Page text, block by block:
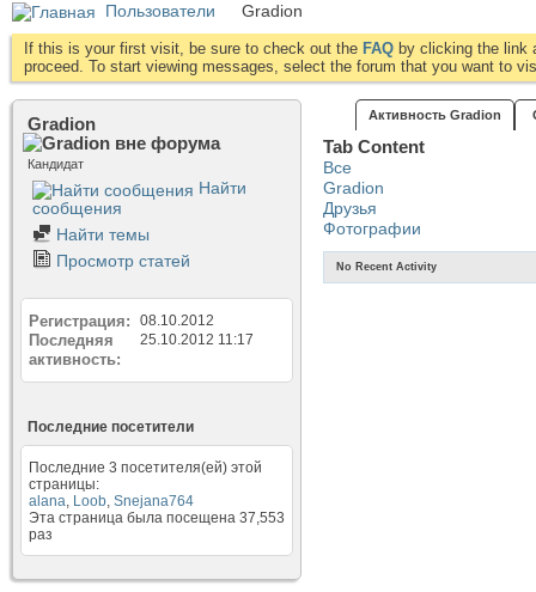
Пользователи Gradion
If this is your first visit, be sure to check out the FAQ by clicking the link
proceed. To start viewing messages, select the forum that you want to
Gradion
Кандидат
Найти
сообщения
Найти темы
Просмотр статей
Регистрация 08.10.2012
Последняя
активность
25.10.2012 11:17
Последние посетители
Последние 3 посетителя(ей) этой
страницы:
alana, Loob, Snejana764
Эта страница была посещена 37,553
раз
Активность Gradion
Tab Content
Все
Gradion
Друзья
Фотографии
No Recent Activity